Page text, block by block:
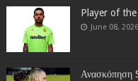
Player of the
June 08, 2026